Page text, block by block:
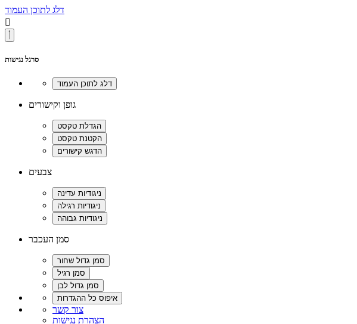
דלג לתוכן העמוד

סרגל נגישות
גופן וקישורים
צבעים
סמן העכבר
צור קשר
הצהרת נגישות